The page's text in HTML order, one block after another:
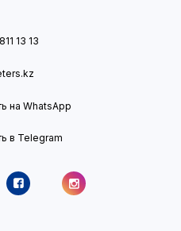
13 13
на WhatsApp
в Telegram